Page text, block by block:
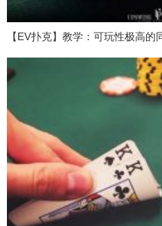
【EV扑克】教学：可玩性极高的